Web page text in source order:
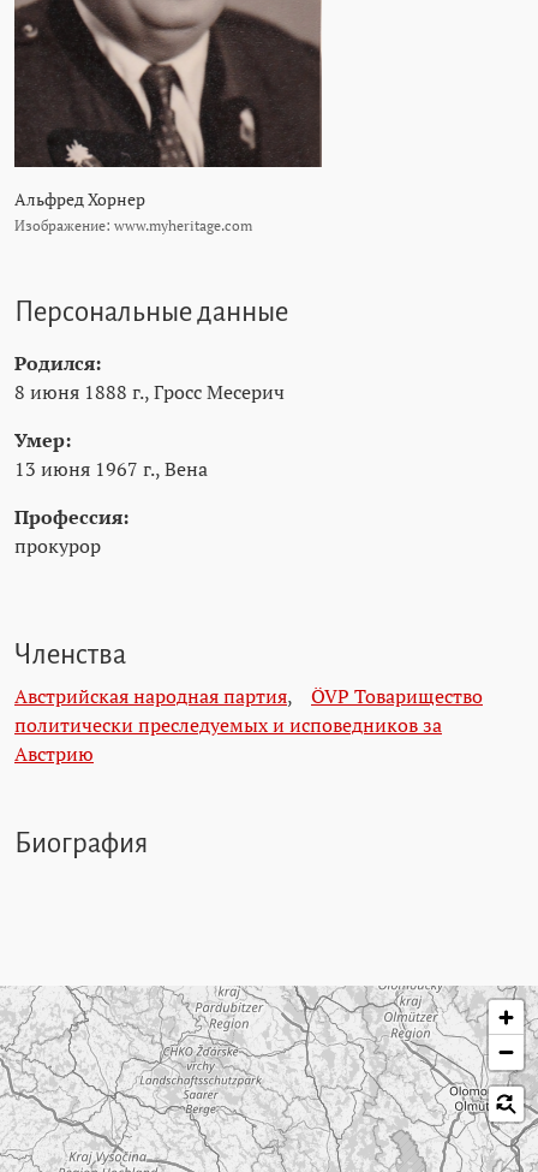
Альфред Хорнер
Изображение: www.myheritage.com
Персональные данные
Родился:
8 июня 1888 г., Гросс Месерич
Умер:
13 июня 1967 г., Вена
Профессия:
прокурор
Членства
Австрийская народная партия, ÖVP Товарищество
политически преследуемых и исповедников за
Австрию
Биография
Пропустить карту